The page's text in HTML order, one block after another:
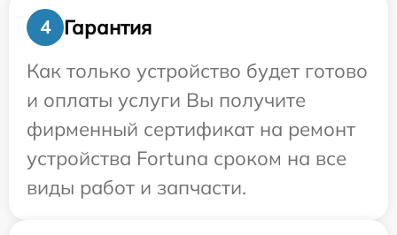
4
Гарантия
Как только устройство будет готово
и оплаты услуги Вы получите
фирменный сертификат на ремонт
устройства Fortuna сроком на все
виды работ и запчасти.